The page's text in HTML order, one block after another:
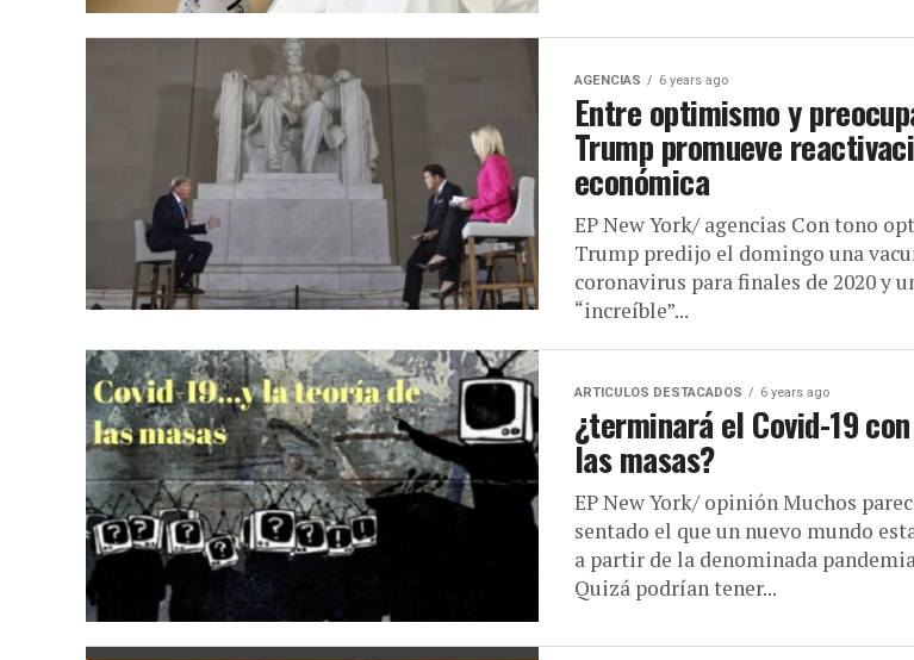
AGENCIAS 6 years ago
Entre optimismo y
Trump promueve
económica
EP New York/ agencias Con tono
Trump predijo el domingo una
coronavirus para finales de 2020 y
“increíble”...
ARTICULOS DESTACADOS 6 years ago
¿terminará el Covid-19
las masas?
EP New York/ opinión Muchos
sentado el que un nuevo mundo
a partir de la denominada
Quizá podrían tener...